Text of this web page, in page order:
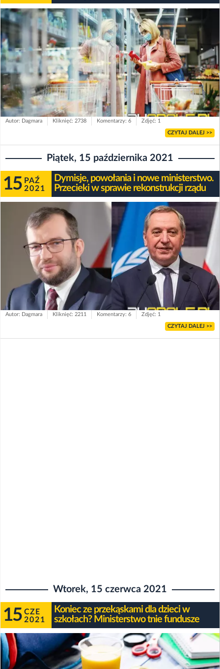
Autor: Dagmara Kliknięć: 2738 Komentarzy: 6 Zdjęć: 1
CZYTAJ DALEJ >>
Piątek, 15 października 2021
15 PAŹ
2021
Dymisje, powołania i nowe ministerstwo.
Przecieki w sprawie rekonstrukcji rządu
Autor: Dagmara Kliknięć: 2211 Komentarzy: 6 Zdjęć: 1
CZYTAJ DALEJ >>
Wtorek, 15 czerwca 2021
15 CZE
2021
Koniec ze przekąskami dla dzieci w
szkołach? Ministerstwo tnie fundusze